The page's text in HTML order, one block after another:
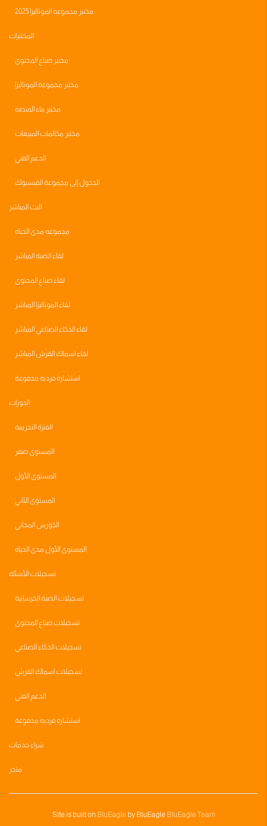
مختبر مجموعه الموناليزا 2025
المختبرات
مختبر صناع المحتوى
مختبر مجموعه الموناليزا
مختبر بناء المنصه
مختبر مكالمات المبيعات
الدعم الفني
الدخول إلى مجموعة الفيسبوك
البث المباشر
مجموعه مدى الحياه
لقاء الصبة المباشر
لقاء صناع المحتوى
لقاء الموناليزا المباشر
لقاء الذكاء الصناعي المباشر
لقاء اسماك القرش المباشر
استشاره فرديه مدفوعة
الدورات
الفترة التجريبية
المستوى صفر
المستوى الأول
المستوى الثاني
الكورس المجاني
المستوى الأول مدى الحياه
تسجيلات الأسئلة
تسجيلات الصبة الخرسانية
تسجيلات صناع المحتوى
تسجيلات الذكاء الصناعي
تسجيلات اسماك القرش
الدعم الفني
استشاره فرديه مدفوعة
شراء خدمات
متجر
Site is built on BluEagle by BluEagle BluEagle Team